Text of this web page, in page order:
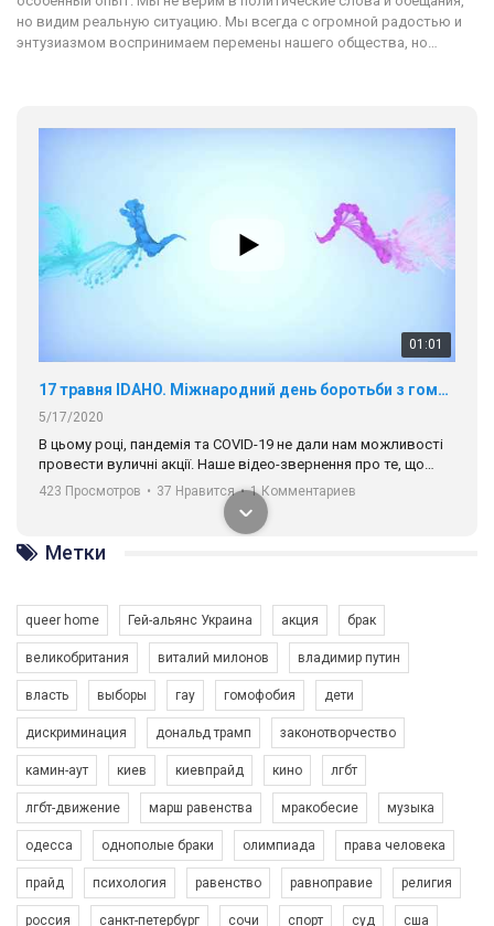
но видим реальную ситуацию. Мы всегда с огромной радостью и
энтузиазмом воспринимаем перемены нашего общества, но…
01:01
17 травня IDAHO. Міжнародний день боротьби з гомофобією трансфобією і біфобія.
5/17/2020
В цьому році, пандемія та COVІD-19 не дали нам можливості
провести вуличні акції. Наше відео-звернення про те, що
навіть коли ми у різних містах та не можемо зустрінеться, ми
разом. Ми закликаємо всіх хто поділяє цінності рівності та
солідарності, приєднатися до нас. Регіональні підрозділи
ГАУ є в 16 областях України.
Разом наш голос лунає гучніше!
423 Просмотров • 37 Нравится • 1 Комментариев
Зупинимо насильство проти ЛГБТ в Україні! Stop violence against LGBT in Ukraine!
6/30/2017
Емоційний та вражаючий промо-ролік на конкурс PACT, який
представляє програму "Гей-альянс Україна" з протидії
насильству проти ЛГБТ в Україні.
1.9K Просмотров • 226 Нравится • 5 Комментариев
Метки
queer home Гей-альянс Украина акция брак
великобритания виталий милонов владимир путин
власть выборы гау гомофобия дети
дискриминация дональд трамп законотворчество
камин-аут киев киевпрайд кино лгбт
лгбт-движение марш равенства мракобесие музыка
одесса однополые браки олимпиада права человека
прайд психология равенство равноправие религия
россия санкт-петербург сочи спорт суд сша